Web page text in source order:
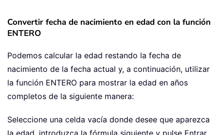
Convertir fecha de nacimiento en edad con la función
ENTERO
Podemos calcular la edad restando la fecha de
nacimiento de la fecha actual y, a continuación, utilizar
la función ENTERO para mostrar la edad en años
completos de la siguiente manera:
Seleccione una celda vacía donde desee que aparezca